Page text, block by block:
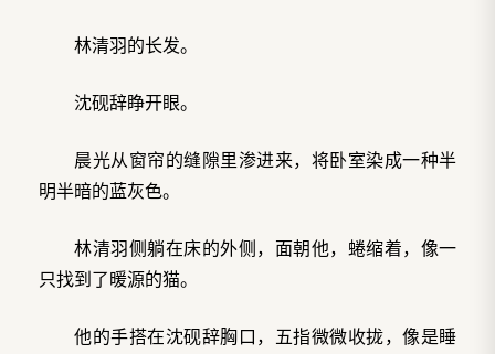
林清羽的长发。
沈砚辞睁开眼。
晨光从窗帘的缝隙里渗进来，将卧室染成一种半
明半暗的蓝灰色。
林清羽侧躺在床的外侧，面朝他，蜷缩着，像一
只找到了暖源的猫。
他的手搭在沈砚辞胸口，五指微微收拢，像是睡